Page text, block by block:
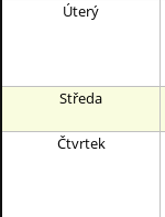
Úterý
Středa
Čtvrtek